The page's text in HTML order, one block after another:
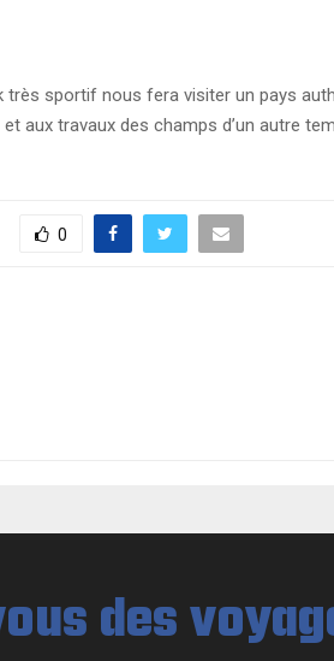
sportif nous fera visiter un pays
aux travaux des champs d’un autre
0